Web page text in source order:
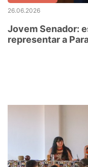
26.06.2026
Jovem Senador:
representar a